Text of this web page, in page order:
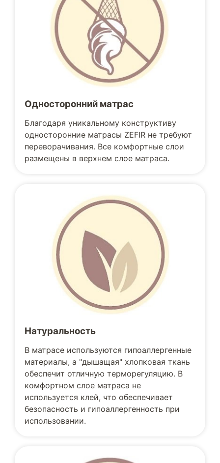
Односторонний матрас
Благодаря уникальному конструктиву
односторонние матрасы ZEFIR не требуют
переворачивания. Все комфортные слои
размещены в верхнем слое матраса.
Натуральность
В матрасе используются гипоаллергенные
материалы, а "дышащая" хлопковая ткань
обеспечит отличную терморегуляцию. В
комфортном слое матраса не
используется клей, что обеспечивает
безопасность и гипоаллергенность при
использовании.